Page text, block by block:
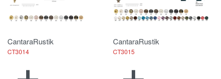
CantaraRustik
CT3014
CantaraRustik
CT3015